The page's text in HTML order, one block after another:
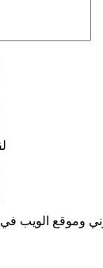
وموقع الويب